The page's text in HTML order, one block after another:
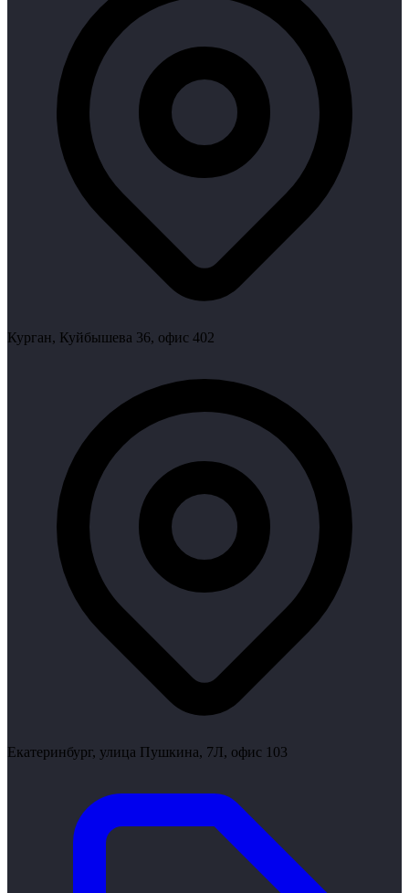
Курган, Куйбышева 36, офис 402
Екатеринбург, улица Пушкина, 7Л, офис 103